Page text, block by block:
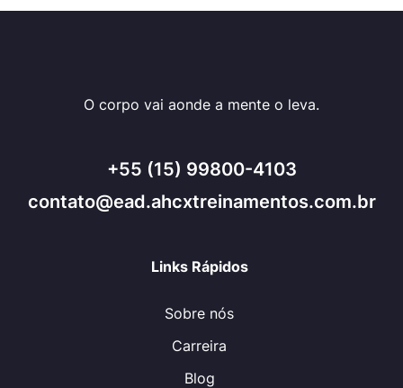
O corpo vai aonde a mente o leva.
+55 (15) 99800-4103
contato@ead.ahcxtreinamentos.com.br
Links Rápidos
Sobre nós
Carreira
Blog